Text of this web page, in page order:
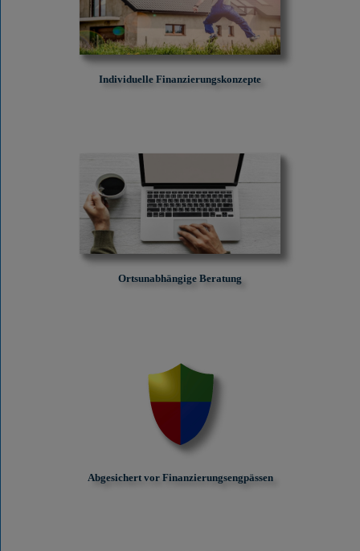
Individuelle Finanzierungskonzepte
Ortsunabhängige Beratung
Abgesichert vor Finanzierungs­engpässen